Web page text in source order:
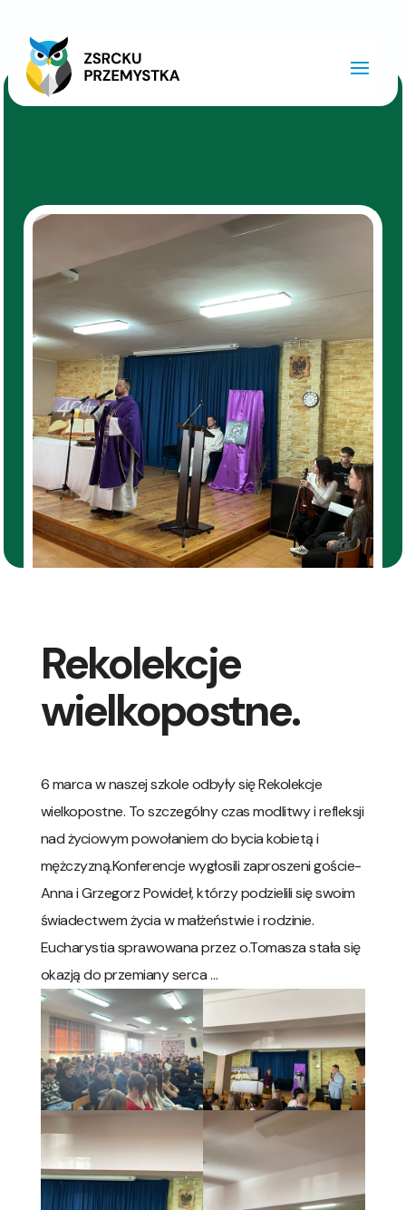
Rekolekcje
wielkopostne.
6 marca w naszej szkole odbyły się Rekolekcje
wielkopostne. To szczególny czas modlitwy i refleksji
nad życiowym powołaniem do bycia kobietą i
mężczyzną.Konferencje wygłosili zaproszeni goście-
Anna i Grzegorz Powideł, którzy podzielili się swoim
świadectwem życia w małżeństwie i rodzinie.
Eucharystia sprawowana przez o.Tomasza stała się
okazją do przemiany serca …